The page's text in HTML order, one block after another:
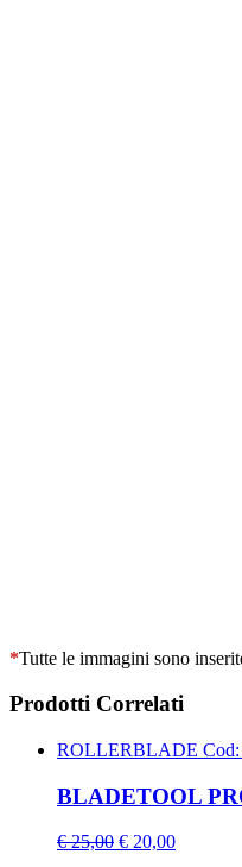
*Tutte le immagini sono
Prodotti Correlati
ROLLERBLADE
BLADETOOL
€ 25,00 € 20,00